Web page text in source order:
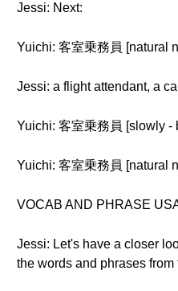
Jessi: Next:
Yuichi: 客室乗務員 [natural
Jessi: a flight attendant, a
Yuichi: 客室乗務員 [slowly -
Yuichi: 客室乗務員 [natural
VOCAB AND PHRASE
Jessi: Let's have a closer
the words and phrases from